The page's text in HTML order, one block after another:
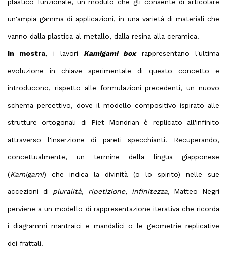
un'ampia gamma di applicazioni, in una varietà di materiali che
vanno dalla plastica al metallo, dalla resina alla ceramica.
In mostra, i lavori Kamigami boxrappresentano l'ultima
evoluzione in chiave sperimentale di questo concetto e
introducono, rispetto alle formulazioni precedenti, un nuovo
schema percettivo, dove il modello compositivo ispirato alle
strutture ortogonali di Piet Mondrian è replicato all'infinito
attraverso l'inserzione di pareti specchianti. Recuperando,
concettualmente, un termine della lingua giapponese
(Kamigami) che indica la divinità (o lo spirito) nelle sue
accezioni di pluralità, ripetizione, infinitezza, Matteo Negri
perviene a un modello di rappresentazione iterativa che ricorda
i diagrammi mantraici e mandalici o le geometrie replicative
dei frattali.